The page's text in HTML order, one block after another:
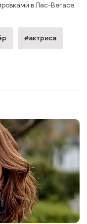
в Лас-Вегасе.
#актриса